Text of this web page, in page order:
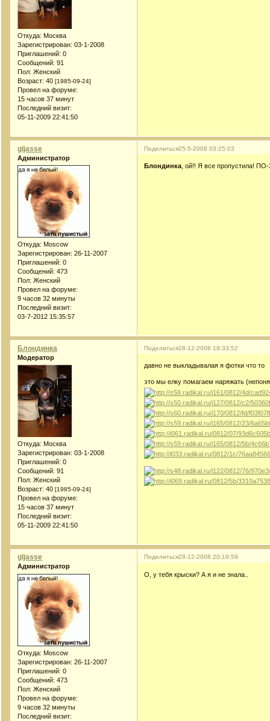
Откуда: Москва
Зарегистрирован: 03-1-2008
Приглашений: 0
Сообщений: 91
Пол: Женский
Возраст: 40 [1985-09-24]
Провел на форуме:
15 часов 37 минут
Последний визит:
05-11-2009 22:41:50
Поделиться25-5-2008 03:25:03
gljasse
Администратор
Откуда: Moscow
Зарегистрирован: 26-11-2007
Приглашений: 0
Сообщений: 473
Пол: Женский
Провел на форуме:
9 часов 32 минуты
Последний визит:
03-7-2012 15:35:57
Блондинка , ой!! Я все пропустила!
Поделиться28-12-2008 19:33:52
Блондинка
Модератор
Откуда: Москва
Зарегистрирован: 03-1-2008
Приглашений: 0
Сообщений: 91
Пол: Женский
Возраст: 40 [1985-09-24]
Провел на форуме:
15 часов 37 минут
Последний визит:
05-11-2009 22:41:50
давно не выкладывалая я фотки что то
это мы елку помагаем наряжать
Поделиться28-12-2008 20:19:59
gljasse
Администратор
Откуда: Moscow
Зарегистрирован: 26-11-2007
Приглашений: 0
Сообщений: 473
Пол: Женский
Провел на форуме:
9 часов 32 минуты
Последний визит:
О, у тебя крыски? А я и не знала..